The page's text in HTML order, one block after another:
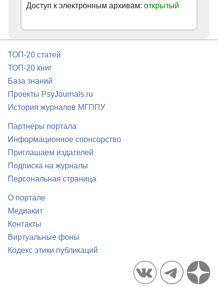
Доступ к электронным архивам: открытый
ТОП-20 статей
ТОП-20 книг
База знаний
Проекты PsyJournals.ru
История журналов МГППУ
Партнеры портала
Информационное спонсорство
Приглашаем издателей
Подписка на журналы
Персональная страница
О портале
Медиакит
Контакты
Виртуальные фоны
Кодекс этики публикаций